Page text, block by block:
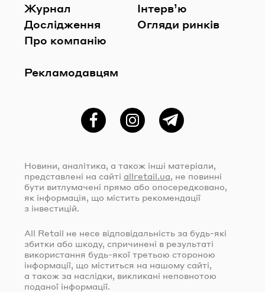
Журнал
Дослідження
Про компанію
Рекламодавцям
Інтерв’ю
Огляди ринків
ФейсбукInstagramTelegram
Новини, аналітика, а також інші матеріали,
представлені на сайті allretail.ua, не повинні
бути витлумачені прямо або опосередковано,
як інформація, що містить рекомендації
з інвестицій.
All Retail не несе відповідальність за будь-які
збитки або шкоду, спричинені в результаті
використання будь-якої третьою стороною
інформації, що міститься на нашому сайті,
а також за наслідки, викликані неповнотою
поданої інформації.